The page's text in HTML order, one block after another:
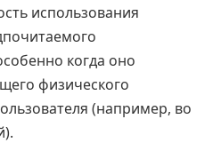
использования
когда оно
физического
(например, во